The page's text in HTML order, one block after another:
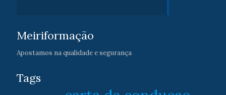
Meiriformação
Apostamos na qualidade e segurança
Tags